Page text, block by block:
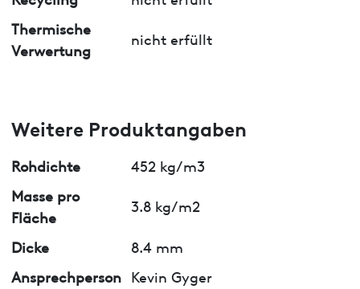
Thermische
Verwertung
nicht erfüllt
Weitere Produktangaben
Rohdichte
452 kg/m3
Masse pro
Fläche
3.8 kg/m2
Dicke
8.4 mm
Ansprechperson Kevin Gyger